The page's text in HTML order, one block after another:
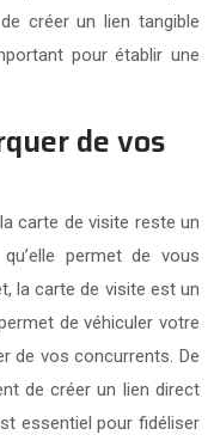
créer un lien tangible
pour établir une
de vos
carte de visite reste un
permet de vous
la carte de visite est un
de véhiculer votre
de vos concurrents. De
de créer un lien direct
essentiel pour fidéliser